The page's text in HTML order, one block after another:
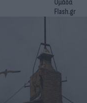
Ομάδα
Flash.gr